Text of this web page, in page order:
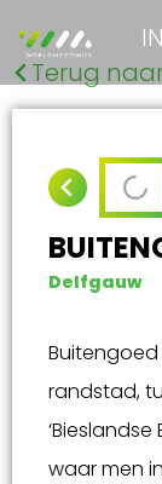
Terug
Delfgauw
Buitengoed
randstad,
‘Bieslandse
waar men